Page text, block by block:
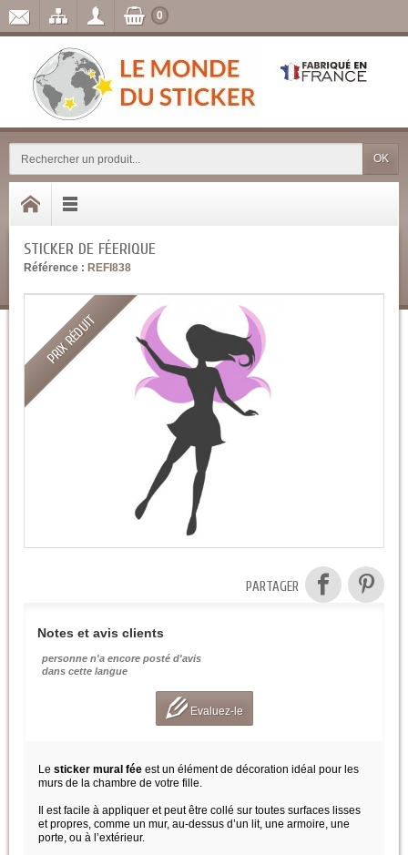
OK
0
STICKER DE FÉERIQUE
Référence : REFI838
PRIX RÉDUIT
PARTAGER
Notes et avis clients
personne n'a encore posté d'avis
dans cette langue
Evaluez-le
Le sticker mural fée est un élément de décoration idéal pour les
murs de la chambre de votre fille.
Il est facile à appliquer et peut être collé sur toutes surfaces lisses
et propres, comme un mur, au-dessus d’un lit, une armoire, une
porte, ou à l’extérieur.